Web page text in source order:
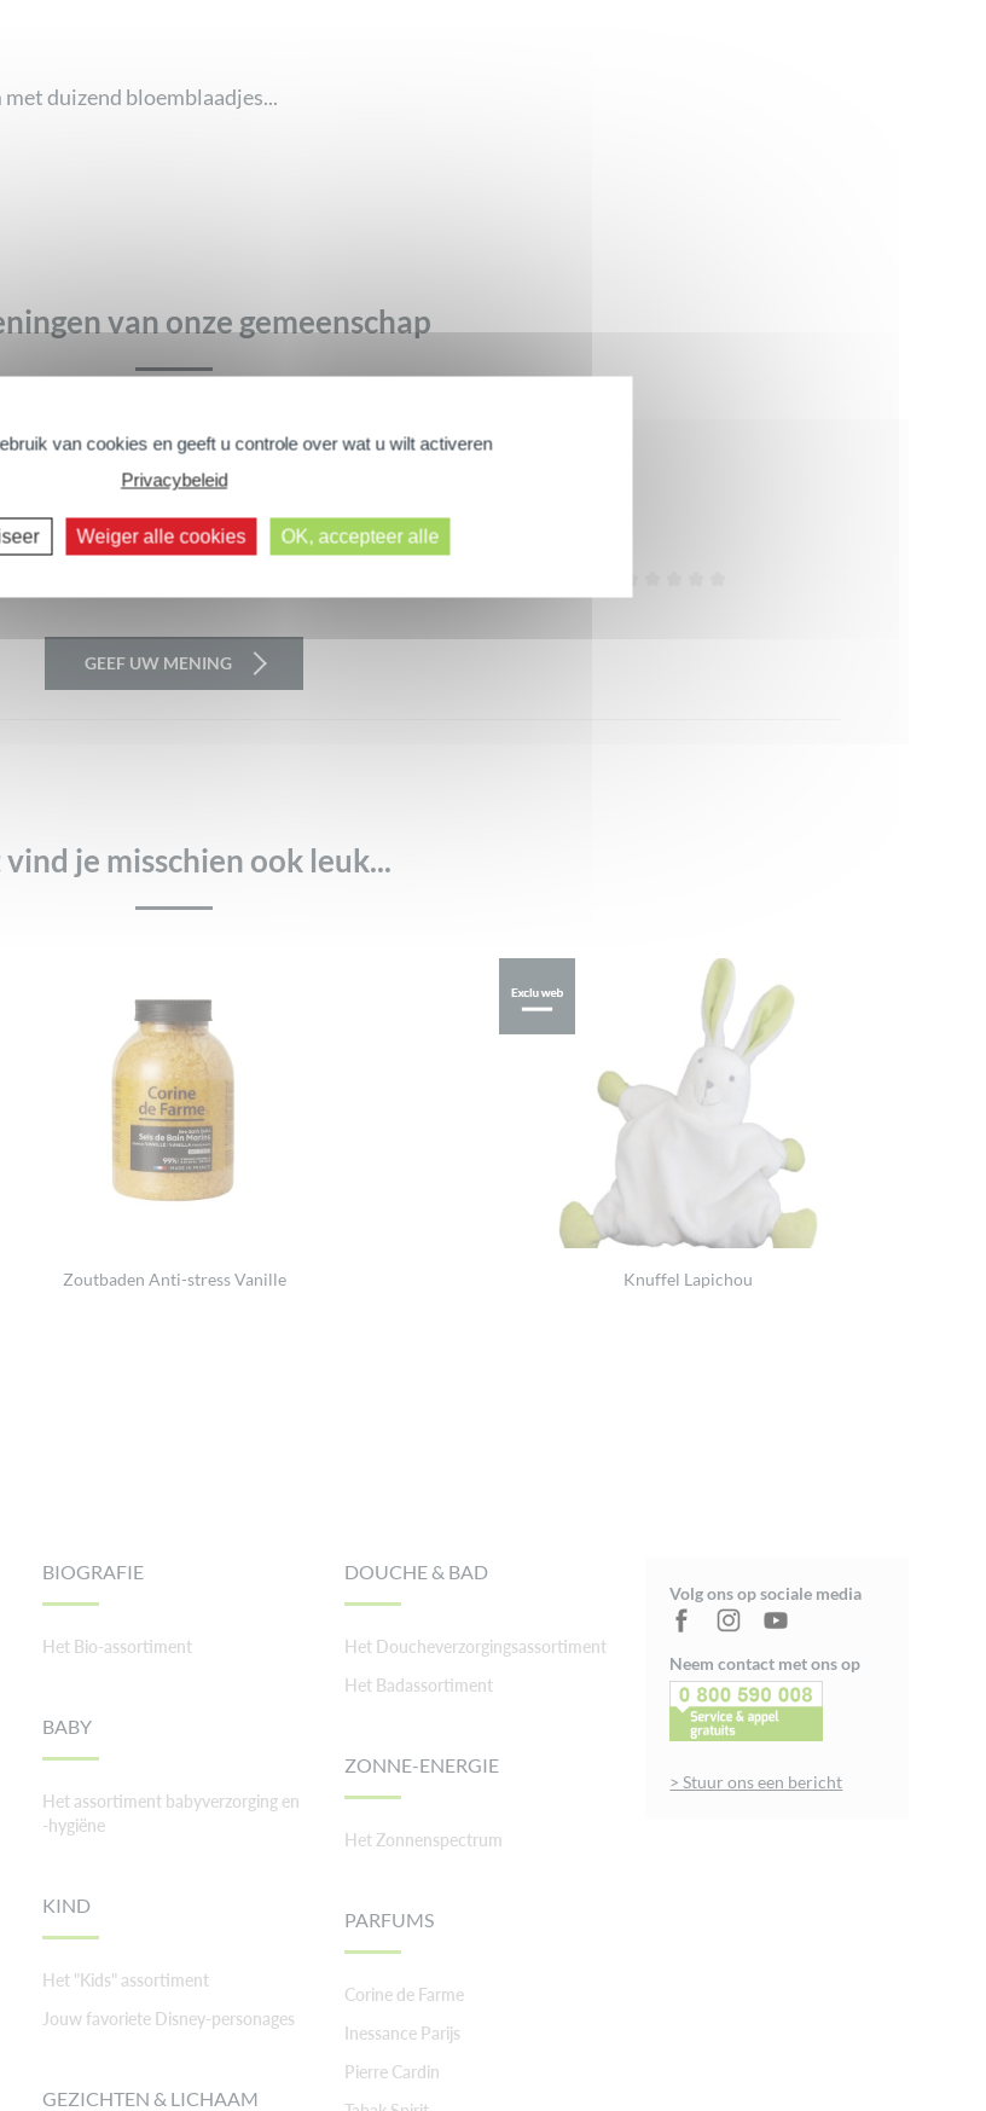
duizend bloemblaadjes...
van onze gemeenschap
GEEF UW MENING
Volgende reacties >>
je misschien ook leuk...
Zoutbaden Anti-stress Vanille Knuffel Lapichou
BIOGRAFIE
Het Bio-assortiment
BABY
Het assortiment babyverzorging en
-hygiëne
KIND
Het "Kids" assortiment
Jouw favoriete Disney-personages
GEZICHTEN & LICHAAM
DOUCHE & BAD
Het Doucheverzorgingsassortiment
Het Badassortiment
ZONNE-ENERGIE
Het Zonnenspectrum
PARFUMS
Corine de Farme
Inessance Parijs
Pierre Cardin
Volg ons op sociale media
Neem contact met ons op
> Stuur ons een bericht
van cookies en geeft u controle over wat u wilt activeren
Privacybeleid
Weiger alle cookies OK, accepteer alle